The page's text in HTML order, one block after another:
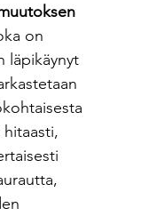
on
läpikäynyt